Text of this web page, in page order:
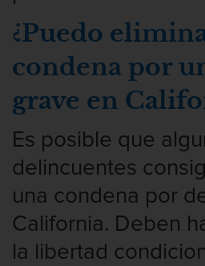
¿Puedo
condena por
grave en
Es posible que
delincuentes
una condena por
California. Deben
la libertad